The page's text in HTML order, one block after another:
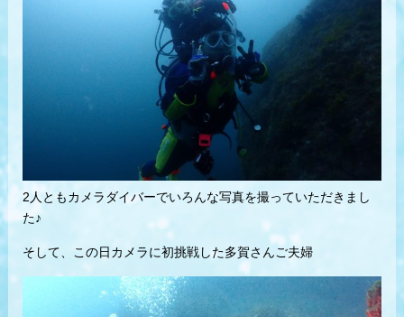
2人ともカメラダイバーでいろんな写真を撮っていただきまし
た♪
そして、この日カメラに初挑戦した多賀さんご夫婦